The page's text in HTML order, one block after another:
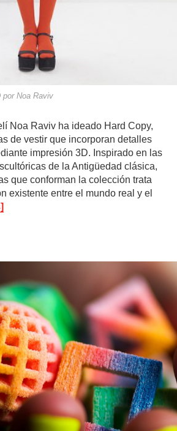
por Noa Raviv
Noa Raviv ha ideado Hard Copy,
de vestir que incorporan detalles
impresión 3D. Inspirado en las
de la Antigüedad clásica,
que conforman la colección trata
existente entre el mundo real y el